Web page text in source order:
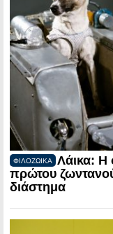
ΦΙΛΟΖΩΙΚΑ
Λάικα: Η
πρώτου
διάστημα